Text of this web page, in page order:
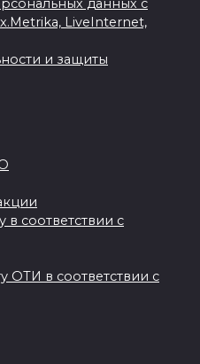
данных с
LiveInternet,
и защиты
соответствии с
ОТИ в соответствии с